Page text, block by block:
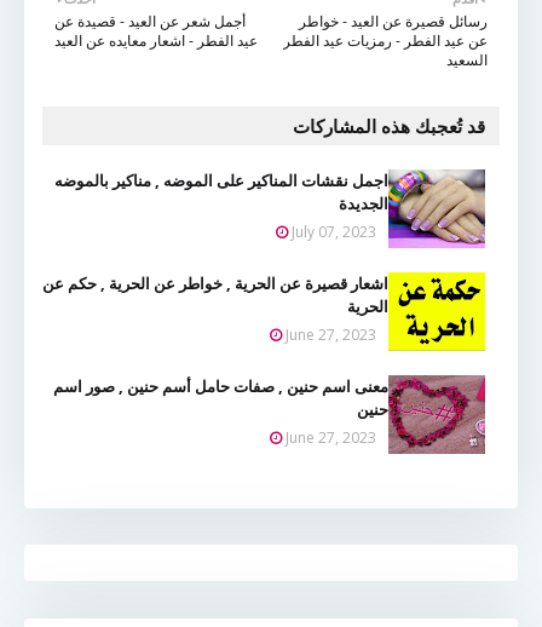
أجمل شعر عن العيد - قصيدة عن
عيد الفطر - اشعار معايده عن العيد
رسائل قصيرة عن العيد - خواطر
عن عيد الفطر - رمزيات عيد الفطر
السعيد
قد تُعجبك هذه المشاركات
اجمل نقشات المناكير على الموضه , مناكير بالموضه
الجديدة
July 07, 2023
اشعار قصيرة عن الحرية , خواطر عن الحرية , حكم عن
الحرية
June 27, 2023
معنى اسم حنين , صفات حامل أسم حنين , صور اسم
حنين
June 27, 2023